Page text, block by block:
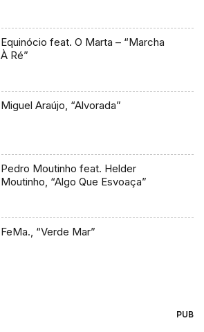
Equinócio feat. O Marta – “Marcha
À Ré”
Miguel Araújo, “Alvorada”
Pedro Moutinho feat. Helder
Moutinho, “Algo Que Esvoaça”
FeMa., “Verde Mar”
PUB